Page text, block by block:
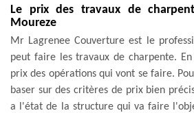
Le prix des travaux de
Moureze
Mr Lagrenee Couverture est le
peut faire les travaux de charpente.
prix des opérations qui vont se faire.
baser sur des critères de prix bien
a l'état de la structure qui va faire